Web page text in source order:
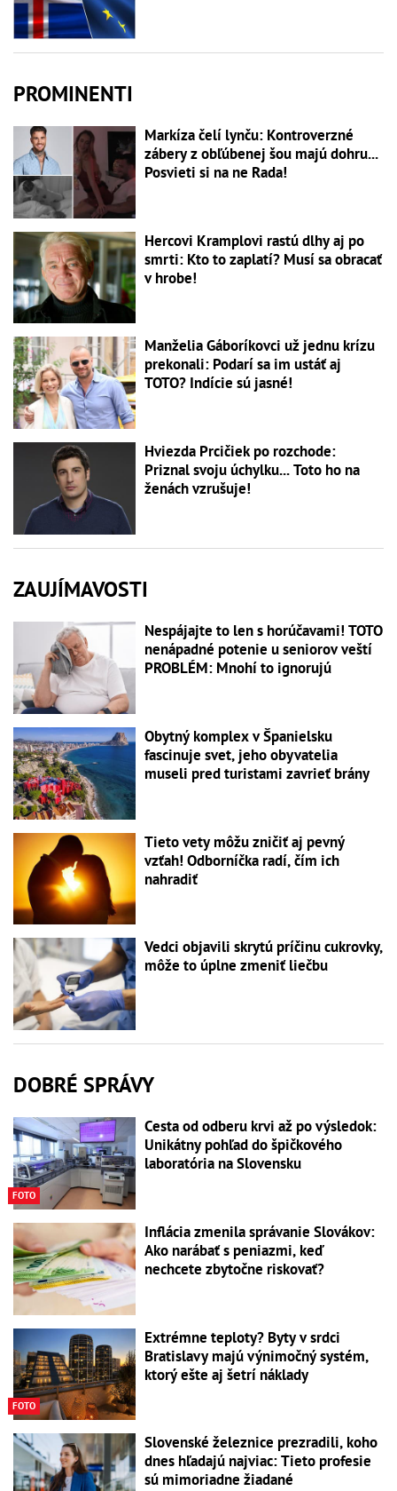
PROMINENTI
Markíza čelí lynču: Kontroverzné
zábery z obľúbenej šou majú dohru...
Posvieti si na ne Rada!
Hercovi Kramplovi rastú dlhy aj po
smrti: Kto to zaplatí? Musí sa obracať
v hrobe!
Manželia Gáboríkovci už jednu krízu
prekonali: Podarí sa im ustáť aj
TOTO? Indície sú jasné!
Hviezda Prcičiek po rozchode:
Priznal svoju úchylku... Toto ho na
ženách vzrušuje!
ZAUJÍMAVOSTI
Nespájajte to len s horúčavami! TOTO
nenápadné potenie u seniorov veští
PROBLÉM: Mnohí to ignorujú
Obytný komplex v Španielsku
fascinuje svet, jeho obyvatelia
museli pred turistami zavrieť brány
Tieto vety môžu zničiť aj pevný
vzťah! Odborníčka radí, čím ich
nahradiť
Vedci objavili skrytú príčinu cukrovky,
môže to úplne zmeniť liečbu
DOBRÉ SPRÁVY
FOTO
Cesta od odberu krvi až po výsledok:
Unikátny pohľad do špičkového
laboratória na Slovensku
Inflácia zmenila správanie Slovákov:
Ako narábať s peniazmi, keď
nechcete zbytočne riskovať?
FOTO
Extrémne teploty? Byty v srdci
Bratislavy majú výnimočný systém,
ktorý ešte aj šetrí náklady
Slovenské železnice prezradili, koho
dnes hľadajú najviac: Tieto profesie
sú mimoriadne žiadané